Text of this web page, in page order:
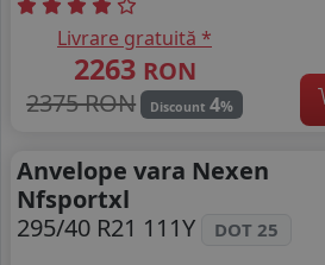
Livrare gratuită *
2263 RON
2375 RON
Discount 4%
Anvelope vara Nexen
Nfsportxl
295/40 R21 111Y
DOT 25